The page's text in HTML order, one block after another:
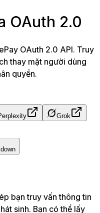
OAuth 2.0
OAuth 2.0 API. Truy
thay mặt người dùng
quyền.
Grok
bạn truy vấn thông tin
sinh. Bạn có thể lấy